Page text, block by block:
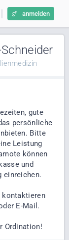
anmelden
gute
persönliche
Bitte
Leistung
können
und
einreichen.
kontaktieren
E-Mail.
Ordination!